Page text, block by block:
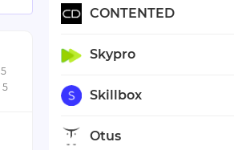
CONTENTED
Skypro
Skillbox
Otus